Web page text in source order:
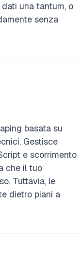
una tantum, o
senza
basata su
Gestisce
e scorrimento
che il tuo
Tuttavia, le
dietro piani a